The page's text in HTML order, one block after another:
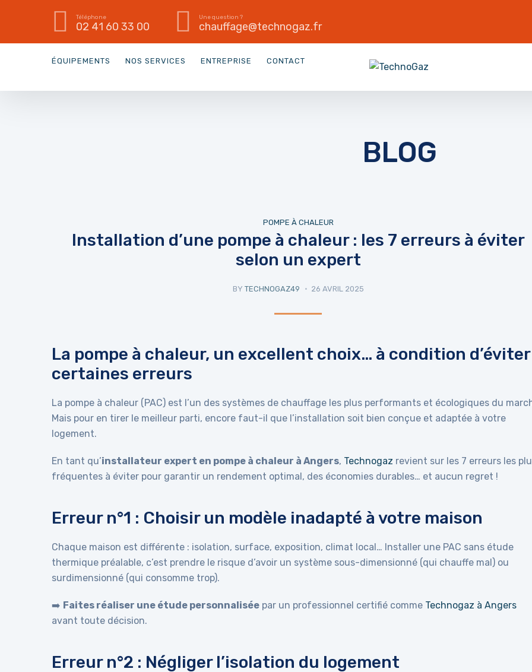
Téléphone
02 41 60 33 00
Une question ?
chauffage@technogaz.fr
ÉQUIPEMENTS NOS SERVICES ENTREPRISE CONTACT
BLOG
POMPE À CHALEUR
Installation d’une pompe à chaleur : les 7 erreurs à éviter
selon un expert
BY TECHNOGAZ49 26 AVRIL 2025
La pompe à chaleur, un excellent choix… à condition d’éviter
certaines erreurs
La pompe à chaleur (PAC) est l’un des systèmes de chauffage les plus performants et écologiques du
Mais pour en tirer le meilleur parti, encore faut-il que l’installation soit bien conçue et adaptée à votre
logement.
En tant qu’installateur expert en pompe à chaleur à Angers, Technogaz revient sur les 7 erreurs les
fréquentes à éviter pour garantir un rendement optimal, des économies durables… et aucun regret !
Erreur n°1 : Choisir un modèle inadapté à votre maison
Chaque maison est différente : isolation, surface, exposition, climat local… Installer une PAC sans étude
thermique préalable, c’est prendre le risque d’avoir un système sous-dimensionné (qui chauffe mal) ou
surdimensionné (qui consomme trop).
➡️ Faites réaliser une étude personnalisée par un professionnel certifié comme Technogaz à Angers
avant toute décision.
Erreur n°2 : Négliger l’isolation du logement